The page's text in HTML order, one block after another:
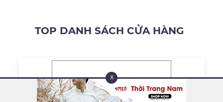
TOP DANH SÁCH CỬA HÀNG
X